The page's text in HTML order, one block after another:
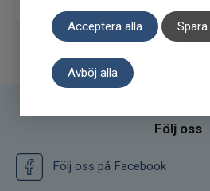
Acceptera alla Spara
Avböj alla
Följ oss
Följ oss på Facebook